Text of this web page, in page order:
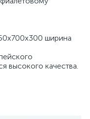
ширина
высокого качества.